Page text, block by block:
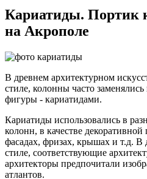
Кариатиды. Портик
на Акрополе
В древнем архитектурном
стиле, колонны часто
фигуры - кариатидами.
Кариатиды использовались в
колонн, в качестве
фасадах, фризах, крышах и т.д. В
стиле, соответствующие
архитекторы предпочитали
атлантов.